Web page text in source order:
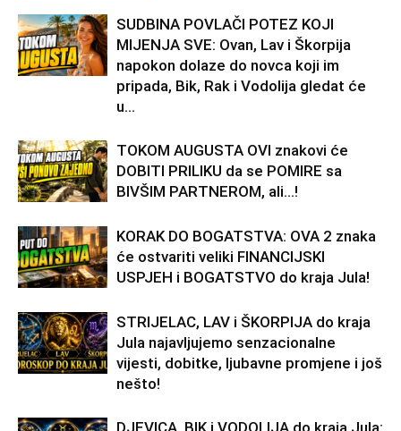
SUDBINA POVLAČI POTEZ KOJI
MIJENJA SVE: Ovan, Lav i Škorpija
napokon dolaze do novca koji im
pripada, Bik, Rak i Vodolija gledat će
u...
TOKOM AUGUSTA OVI znakovi će
DOBITI PRILIKU da se POMIRE sa
BIVŠIM PARTNEROM, ali…!
KORAK DO BOGATSTVA: OVA 2 znaka
će ostvariti veliki FINANCIJSKI
USPJEH i BOGATSTVO do kraja Jula!
STRIJELAC, LAV i ŠKORPIJA do kraja
Jula najavljujemo senzacionalne
vijesti, dobitke, ljubavne promjene i još
nešto!
DJEVICA, BIK i VODOLIJA do kraja Jula: